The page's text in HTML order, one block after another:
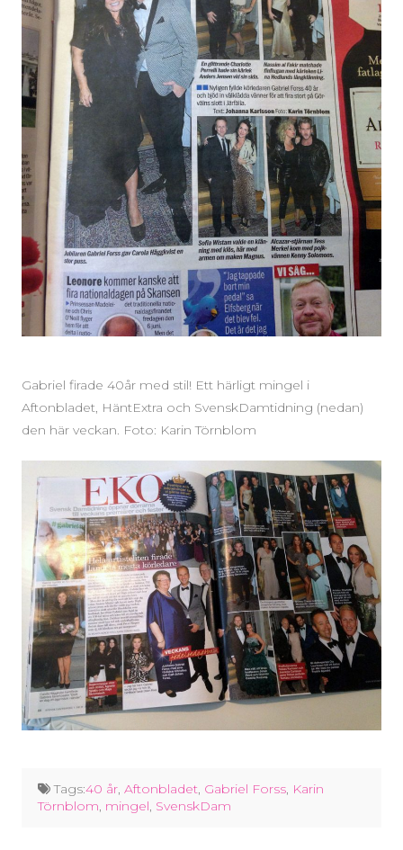
Gabriel firade 40år med stil! Ett härligt mingel i
Aftonbladet, HäntExtra och SvenskDamtidning (nedan)
den här veckan. Foto: Karin Törnblom
Tags:40 år, Aftonbladet, Gabriel Forss, Karin
Törnblom, mingel, SvenskDam